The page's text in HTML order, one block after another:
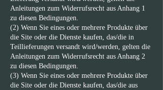
Anleitungen zum Widerrufsrecht aus Anhang 1
zu diesen Bedingungen.
(2) Wenn Sie eines oder mehrere Produkte über
die Site oder die Dienste kaufen, das/die in
Teillieferungen versandt wird/werden, gelten die
Anleitungen zum Widerrufsrecht aus Anhang 2
zu diesen Bedingungen.
(3) Wenn Sie eines oder mehrere Produkte über
die Site oder die Dienste kaufen, das/die aus